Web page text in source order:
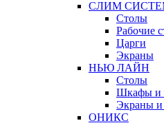
СЛИМ
Столы
Рабочие
Царги
Экраны
НЬЮ ЛАЙН
Столы
Шкафы и
Экраны
ОНИКС